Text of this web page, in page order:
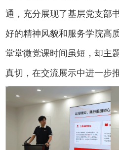
通，充分展现了基层党支部
好的精神风貌和服务学院高
堂堂微党课时间虽短，却主
真切，在交流展示中进一步